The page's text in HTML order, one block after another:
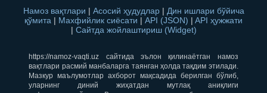
Намоз вақтлари | Асосий ҳудудлар | Дин ишлари бўйича
қўмита | Махфийлик сиёсати | API (JSON) | API ҳужжати
| Сайтда жойлаштириш (Widget)
https://namoz-vaqti.uz сайтида эълон қилинаётган намоз
вақтлари расмий манбаларга таянган ҳолда тақдим этилади.
Мазкур маълумотлар ахборот мақсадида берилган бўлиб,
уларнинг диний жиҳатдан мутлақ аниқлиги